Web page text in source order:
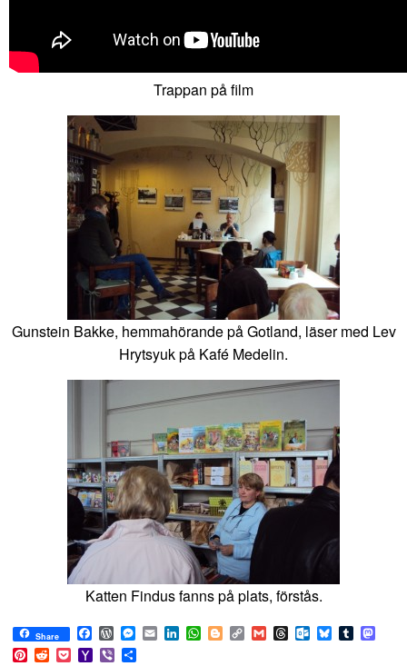
Trappan på film
Gunstein Bakke, hemmahörande på Gotland, läser med Lev
Hrytsyuk på Kafé Medelin.
Katten Findus fanns på plats, förstås.
Share Facebook
WordPress
Messenger
EmailLinkedIn
WhatsApp
BloggerCopy
Link
GmailThreadsOutlook.com
BlueskyTumblr
Pinterest
RedditPocketYahoo
Viber